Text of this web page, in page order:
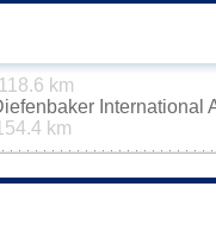
118.6 km
International
km